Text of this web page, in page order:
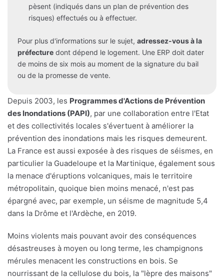
pèsent (indiqués dans un plan de prévention des
risques) effectués ou à effectuer.
Pour plus d'informations sur le sujet, adressez-vous à la
préfecture dont dépend le logement. Une ERP doit dater
de moins de six mois au moment de la signature du bail
ou de la promesse de vente.
Depuis 2003, les Programmes d'Actions de Prévention
des Inondations (PAPI), par une collaboration entre l'Etat
et des collectivités locales s'évertuent à améliorer la
prévention des inondations mais les risques demeurent.
La France est aussi exposée à des risques de séismes, en
particulier la Guadeloupe et la Martinique, également sous
la menace d'éruptions volcaniques, mais le territoire
métropolitain, quoique bien moins menacé, n'est pas
épargné avec, par exemple, un séisme de magnitude 5,4
dans la Drôme et l'Ardèche, en 2019.
Moins violents mais pouvant avoir des conséquences
désastreuses à moyen ou long terme, les champignons
mérules menacent les constructions en bois. Se
nourrissant de la cellulose du bois, la "lèpre des maisons"